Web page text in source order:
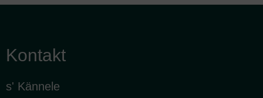
Kontakt
s' Kännele